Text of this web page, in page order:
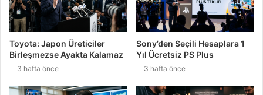
Toyota: Japon Üreticiler
Birleşmezse Ayakta Kalamaz
3 hafta önce
Sony’den Seçili Hesaplara 1
Yıl Ücretsiz PS Plus
3 hafta önce